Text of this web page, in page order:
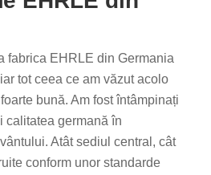
fabrica EHRLE din Germania
tot ceea ce am văzut acolo
bună. Am fost întâmpinați
calitatea germană în
Atât sediul central, cât
conform unor standarde